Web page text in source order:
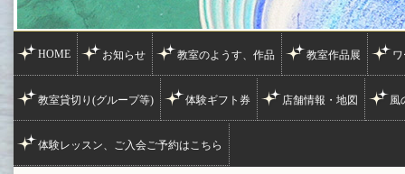
HOME お知らせ 教室のようす、作品 教室作品展
教室貸切り(グループ等) 体験ギフト券 店舗情報・地図 風
体験レッスン、ご入会ご予約はこちら